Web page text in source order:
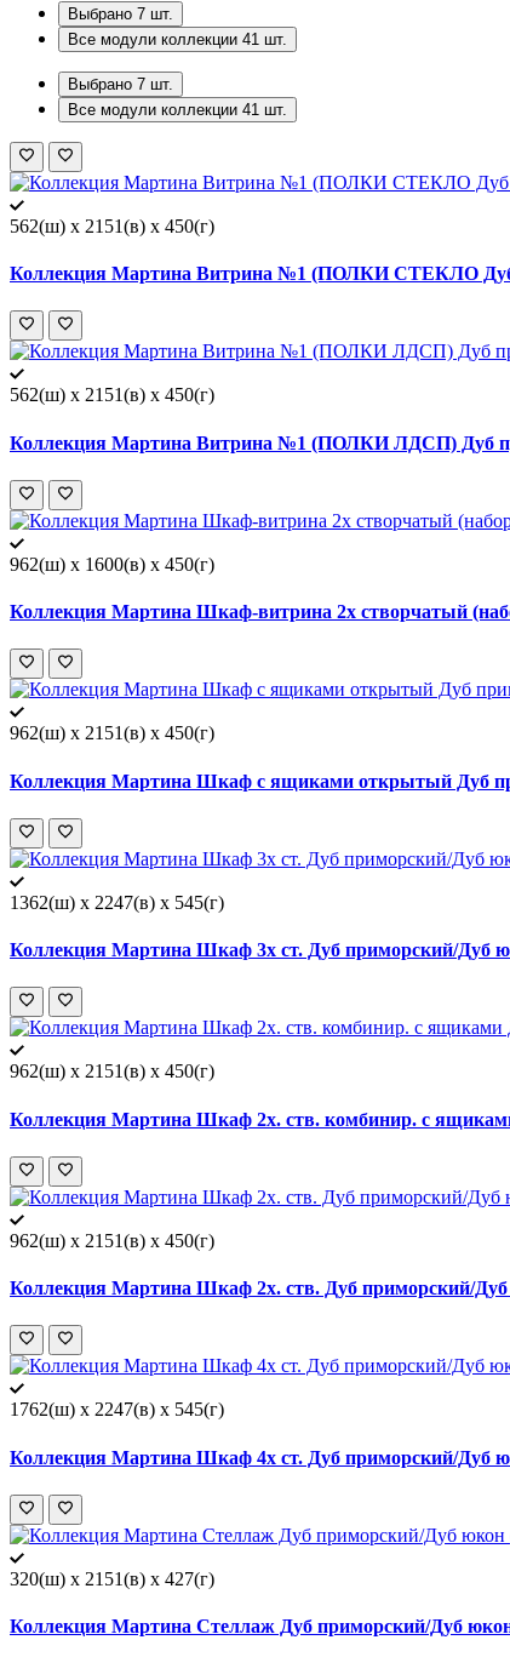
Выбрано 7 шт.
Все модули коллекции 41 шт.
Выбрано 7 шт.
Все модули коллекции 41 шт.
562(ш) x 2151(в) x 450(г)
Коллекция Мартина Витрина №1 (ПОЛКИ СТЕКЛО Дуб
562(ш) x 2151(в) x 450(г)
Коллекция Мартина Витрина №1 (ПОЛКИ ЛДСП) Дуб
962(ш) x 1600(в) x 450(г)
Коллекция Мартина Шкаф-витрина 2х створчатый
962(ш) x 2151(в) x 450(г)
Коллекция Мартина Шкаф с ящиками открытый Дуб
1362(ш) x 2247(в) x 545(г)
Коллекция Мартина Шкаф 3х ст. Дуб приморский/Дуб
962(ш) x 2151(в) x 450(г)
Коллекция Мартина Шкаф 2х. ств. комбинир. с
962(ш) x 2151(в) x 450(г)
Коллекция Мартина Шкаф 2х. ств. Дуб приморский/
1762(ш) x 2247(в) x 545(г)
Коллекция Мартина Шкаф 4х ст. Дуб приморский/Дуб
320(ш) x 2151(в) x 427(г)
Коллекция Мартина Стеллаж Дуб приморский/Дуб